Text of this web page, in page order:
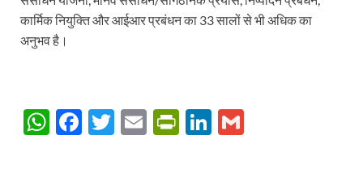
कार्मिक नियुक्ति और आईआर प्रबंधन का 33 सालों से भी अधिक का
अनुभव है।
W F
T
E
P
Li